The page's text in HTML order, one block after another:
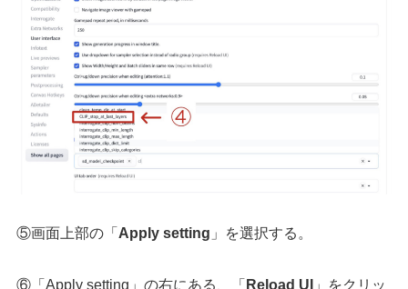
⑤画面上部の「 Apply setting 」を選択する。
⑥「Apply setting」の右にある、「 Reload UI 」をクリッ